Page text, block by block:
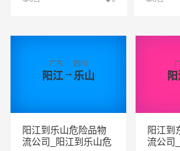
广东
阳江→
四川
乐山
阳江到乐山危险品物
流公司_阳江到乐山危
阳江到
流公司